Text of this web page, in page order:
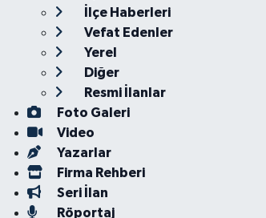
İlçe Haberleri
Vefat Edenler
Yerel
Diğer
Resmi İlanlar
Foto Galeri
Video
Yazarlar
Firma Rehberi
Seri İlan
Röportaj